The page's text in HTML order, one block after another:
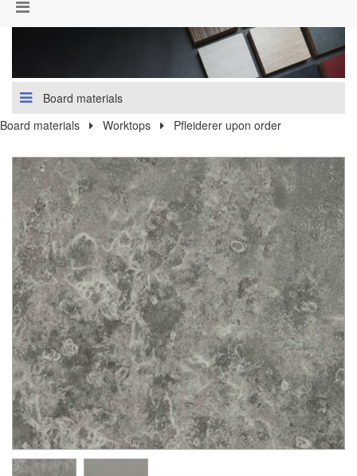
Board materials
Board materials
Worktops Pfleiderer upon order